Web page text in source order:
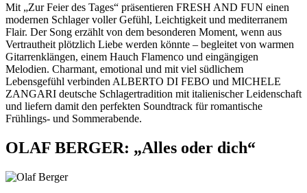
Mit „Zur Feier des Tages“ präsentieren FRESH AND FUN einen
modernen Schlager voller Gefühl, Leichtigkeit und mediterranem
Flair. Der Song erzählt von dem besonderen Moment, wenn aus
Vertrautheit plötzlich Liebe werden könnte – begleitet von warmen
Gitarrenklängen, einem Hauch Flamenco und eingängigen
Melodien. Charmant, emotional und mit viel südlichem
Lebensgefühl verbinden ALBERTO DI FEBO und MICHELE
ZANGARI deutsche Schlagertradition mit italienischer Leidenschaft
und liefern damit den perfekten Soundtrack für romantische
Frühlings- und Sommerabende.
OLAF BERGER: „Alles oder dich“